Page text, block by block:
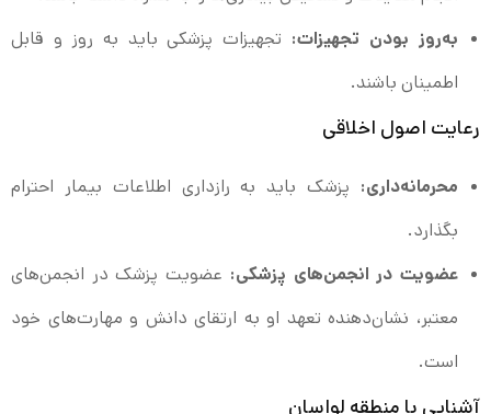
به‌روز بودن تجهیزات:تجهیزات پزشکی باید به روز و قابل
اطمینان باشند.
رعایت اصول اخلاقی
محرمانه‌داری:پزشک باید به رازداری اطلاعات بیمار احترام
بگذارد.
عضویت در انجمن‌های پزشکی:عضویت پزشک در انجمن‌های
معتبر، نشان‌دهنده تعهد او به ارتقای دانش و مهارت‌های خود
است.
آشنایی با منطقه لواسان